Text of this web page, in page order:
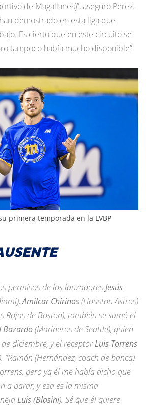
de Magallanes)”, aseguró Pérez.
demostrado en esta liga que
Es cierto que en este circuito se
tampoco había mucho disponible”.
primera temporada en la LVBP
permisos de los lanzadoresJesús
Amílcar Chirinos(Houston Astros)
Rojas de Boston), también se sumó el
Bazardo(Marineros de Seattle), quien
diciembre, y el receptorLuis Torrens
“Ramón (Hernández, coach de banca)
pero ya él me había dicho que
a parar, y esa es la misma
Luis (Blasini). Sé que él quiere